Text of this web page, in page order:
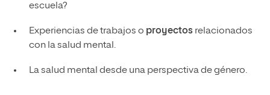
escuela?
Experiencias de trabajos o proyectosrelacionados
con la salud mental.
La salud mental desde una perspectiva de género.